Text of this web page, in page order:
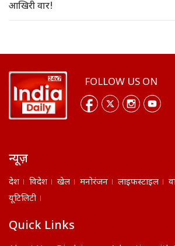
आखिरी वार!
FOLLOW US ON
न्यूज़
देश विदेश खेल मनोरंजन लाइफस्टाइल
यूटिलिटी
Quick Links